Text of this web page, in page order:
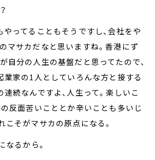
やってることもそうですし、会社をや
マサカだなと思いますね。香港にず
自分の人生の基盤だと思ってたので、
業家の1人としていろんな方と接する
連続なんですよ、人生って。楽しいこ
の反面苦いこととか辛いことも多いじ
こそがマサカの原点になる。
なるから。